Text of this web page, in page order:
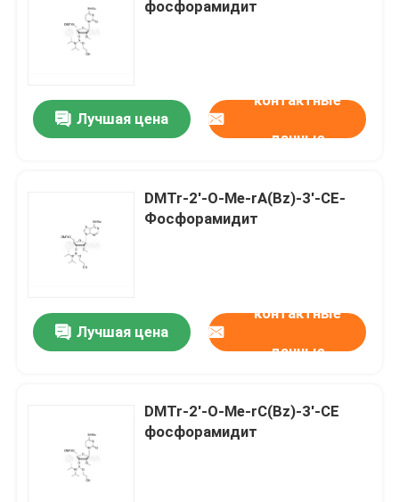
фосфорамидит
Лучшая цена
контактные
данные
DMTr-2'-O-Me-rA(Bz)-3'-CE-
Фосфорамидит
Лучшая цена
контактные
данные
DMTr-2'-O-Me-rC(Bz)-3'-CE
фосфорамидит